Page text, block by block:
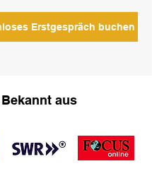
Erstgespräch buchen
Bekannt aus